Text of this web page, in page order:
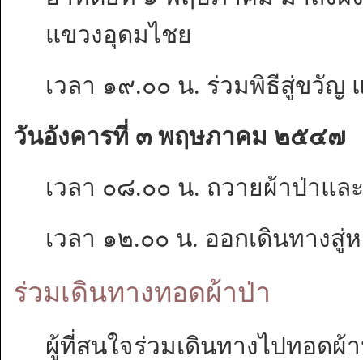
แขวงอุดมไชย
เวลา ๑๙.๐๐ น. ร่วมพิธีสู่ขวัญ
วันอังคารที่ ๓ พฤษภาคม ๒๕๔๗
เวลา ๐๘.๐๐ น. ถวายผ้าป่าแ
เวลา ๑๒.๐๐ น. ออกเดินทางสู่
ร่วมเดินทางทอดผ้าป่า
ผู้ที่สนใจร่วมเดินทางไปทอดผ้